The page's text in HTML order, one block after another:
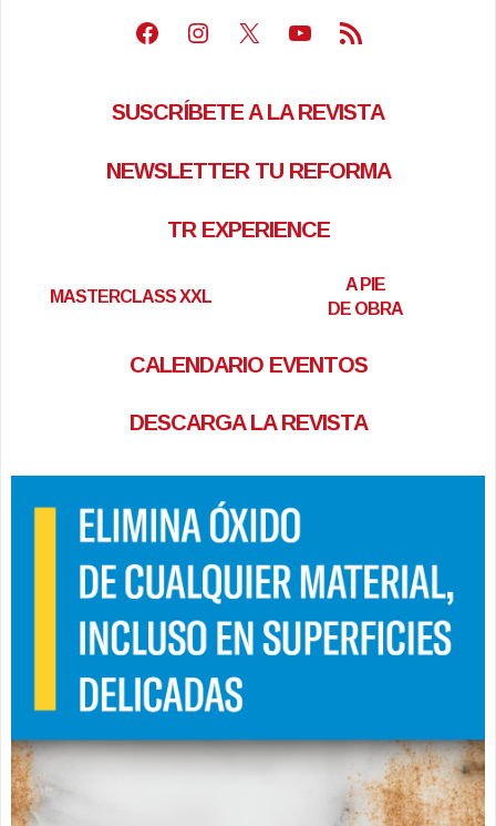
Facebook
Instagram
X Youtube
Feed RSS
SUSCRÍBETE A LA REVISTA
NEWSLETTER TU REFORMA
TR EXPERIENCE
MASTERCLASS XXL
A PIE
DE OBRA
CALENDARIO EVENTOS
DESCARGA LA REVISTA